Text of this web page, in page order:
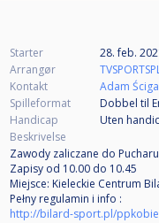
Starter
28. feb.
Arrangør
Kontakt
Adam Ściga
Spilleformat
Dobbel til
Handicap
Uten
Beskrivelse
Zawody zaliczane do
Zapisy od 10.00 do 10.45
Miejsce: Kieleckie Centrum
Pełny regulamin i info :
http://bilard-sport.pl/